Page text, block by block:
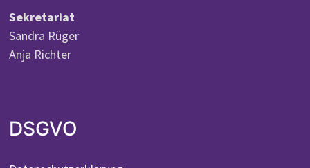
Sekretariat
Sandra Rüger
Anja Richter
DSGVO